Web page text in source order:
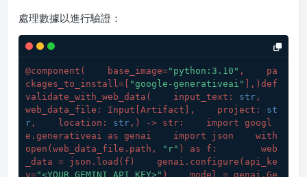
處理數據以進行驗證：
@component(
    base_image=
"python:3.10" ,    pa
ckages_to_install=[
"google-generativeai" ], )def
validate_with_web_data(
    input_text:
str ,
web_data_file: Input[Artifact],    project: st
r ,    location: str , ) -> str:    import googl
e.generativeai as genai    import json    with
open( web_data_file.path, "r" ) as f:        web
_data = json.load( f )    genai.configure( api_ke
y="<YOUR_GEMINI_API_KEY>" )    model = genai.Ge